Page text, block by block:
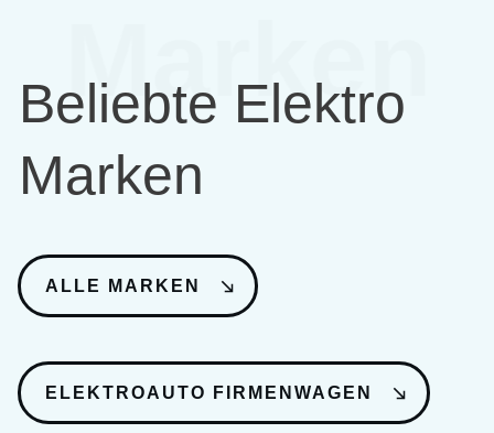
Marken
Beliebte Elektro
Marken
ALLE MARKEN
ELEKTROAUTO FIRMENWAGEN